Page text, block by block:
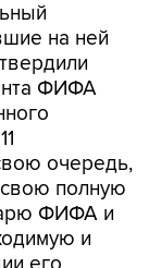
на ней
ФИФА
очередь,
полную
ФИФА и
и